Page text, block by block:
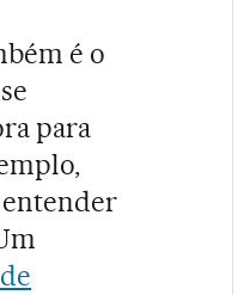
é o
para
entender